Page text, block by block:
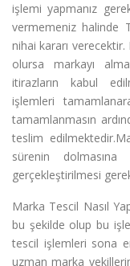
işlemi yapmanız
vermemeniz halinde
nihai kararı verecektir.
olursa markayı
itirazların kabul
işlemleri
tamamlanmasın
teslim
sürenin
gerçekleştirilmesi
Marka Tescil Nasıl
bu şekilde olup bu
tescil işlemleri sona
uzman marka